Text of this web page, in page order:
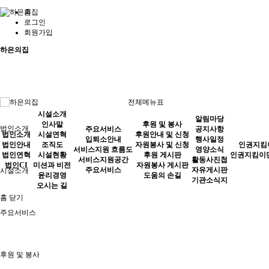
홈
로그인
회원가입
하은의집
법인소개
시설소개
주요서비스
후원 및 봉사
전체메뉴표
법인소개
법인안내
법인연혁
법인CI
시설소개
인사말
시설연혁
조직도
시설현황
미션과 비전
윤리경영
오시는 길
주요서비스
입퇴소안내
서비스지원 흐름도
서비스지원공간
주요서비스
후원 및 봉사
후원안내 및 신청
자원봉사 및 신청
후원 게시판
자원봉사 게시판
도움의 손길
알림마당
공지사항
행사일정
영양소식
활동사진첩
자유게시판
기관소식지
인권지킴
인권지킴이
홈 닫기